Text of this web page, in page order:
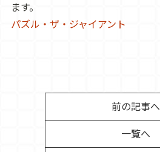
ます。
パズル・ザ・ジャイアント
前の記事へ
一覧へ